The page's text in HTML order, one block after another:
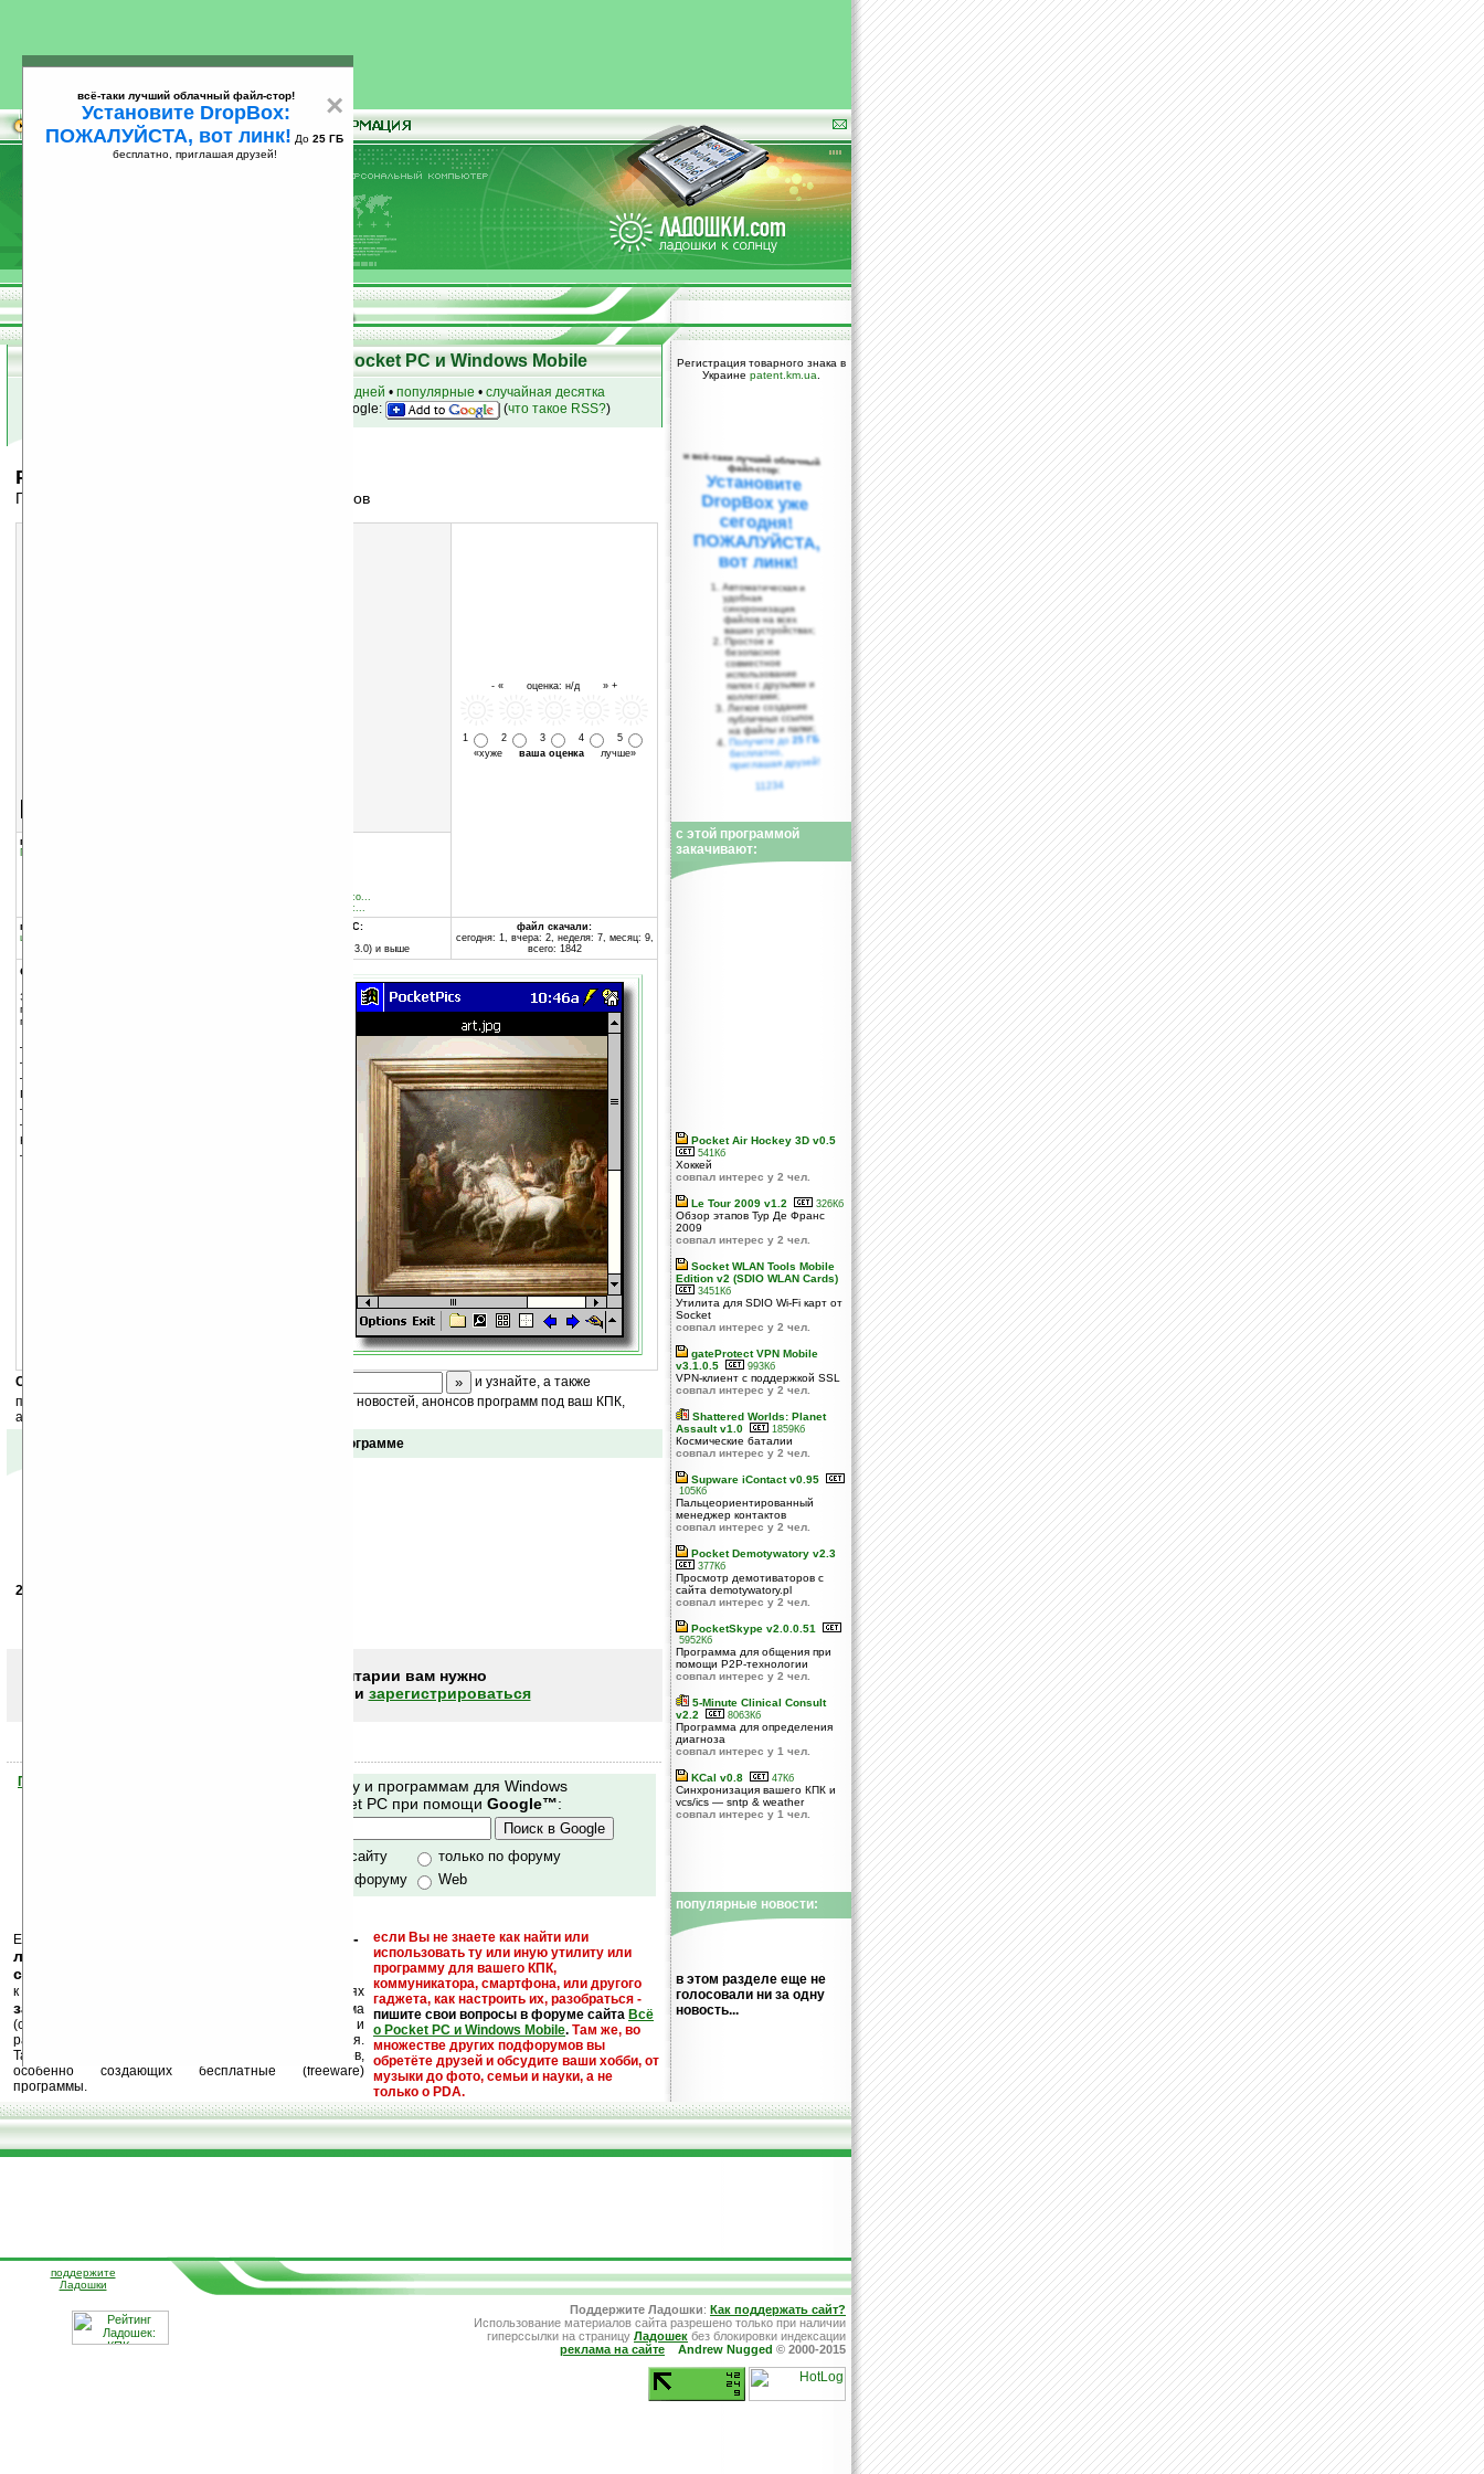
25
Скачать программы для КПК Pocket PC и Windows Mobile
за 7 дней • популярные • случайная десятка
на Google: (что такое RSS?)
PocketPics v1.2
Программа для просмотра графических файлов
- « оценка: н/д » +
1 2 3 4
5
«хуже ваша оценкалучше»
группы программы:
Графика
www.scarybearsoftware.co...
info@scarybearsoftware.c...
программа:
шареварная
совместима с Pocket PC:
Pocket PC (Windows CE 3.0) и выше
файл скачали:
сегодня: 1, вчера: 2, неделя: 7, месяц: 9,
всего: 1842
описание:
Это просмотрщик графических файлов. Простой
пользовательский интерфейс делает его удобным для
просмотра форматов: BMP, JPG и GIF.
— увеличение изображения, предпросмотр
— вращение изображения
— переименование, удаление, перемещение и
просмотр информации о графических файлах
— отображение названий файлов
— просмотр изображений из главной памяти или
карт памяти
— возможность изменить цвета фона и шрифта
Скоро
и узнайте, а также
получайте ежедневный или еженедельный дайджест новостей, анонсов программ под ваш КПК,
акций сайта на ваш почтовый ящик.
Отзывы о программе
27.08.2006
Чтобы писать комментарии вам нужно
или зарегистрироваться
Помогите Ладошкам стать лучше
Поиск по сайту и программам для Windows
Mobile и Pocket PC при помощи Google™:
только по сайту
только по форуму
по сайту и форуму
Web
Еще раз обращаем внимание, что
кейгены, кряки -
лекарства, серийные номера, ключи и
ссылки на варезные сайты
если Вы не знаете как найти или
использовать ту или иную утилиту или
программу для вашего КПК,
коммуникатора, смартфона, или другого
гаджета, как настроить их, разобраться -
пишите свои вопросы в форуме сайта Всё
о Pocket PC и Windows Mobile. Там же, во
множестве других подфорумов вы
обретёте друзей и обсудите ваши хобби, от
музыки до фото, семьи и науки, а не
только о PDA.
к публикации на нашем сайте в комментариях
запрещены
, как и несанкционированная реклама
(спам). Мы поддерживаем авторов программ и
развитие легального программного обеспечения.
Также мы призываем Вас поддерживать авторов,
особенно создающих бесплатные (freeware)
программы.
Регистрация товарного знака в
Украине patent.km.ua
×
всё-таки лучший облачный файл-стор!
Установите DropBox:
ПОЖАЛУЙСТА, вот линк! До 25 ГБ
бесплатно, приглашая друзей!
и всё-таки лучший облачный
файл-стор:
Установите
DropBox уже
сегодня!
ПОЖАЛУЙСТА,
вот линк!
Автоматическая и
удобная
синхронизация
файлов на всех
ваших устройствах;
Простое и
безопасное
совместное
использование
папок с друзьями и
коллегами;
Легкое создание
публичных ссылок
на файлы и папки;
Получите до25 ГБ
бесплатно,
приглашая друзей!
11234
с этой программой
закачивают:
Pocket Air Hockey 3D v0.5
541Кб
Хоккей
совпал интерес у 2 чел.
Le Tour 2009 v1.2 326Кб
Обзор этапов Тур Де Франс
2009
совпал интерес у 2 чел.
Socket WLAN Tools Mobile
Edition v2 (SDIO WLAN Cards)
3451Кб
Утилита для SDIO Wi-Fi карт от
Socket
совпал интерес у 2 чел.
gateProtect VPN Mobile
v3.1.0.5
993Кб
VPN-клиент с поддержкой SSL
совпал интерес у 2 чел.
Shattered Worlds: Planet
Assault v1.0
1859Кб
Космические баталии
совпал интерес у 2 чел.
Supware iContact v0.95
105Кб
Пальцеориентированный
менеджер контактов
совпал интерес у 2 чел.
Pocket Demotywatory v2.3
377Кб
Просмотр демотиваторов с
сайта demotywatory.pl
совпал интерес у 2 чел.
PocketSkype v2.0.0.51
5952Кб
Программа для общения при
помощи P2P-технологии
совпал интерес у 2 чел.
5-Minute Clinical Consult
v2.2
8063Кб
Программа для определения
диагноза
совпал интерес у 1 чел.
KCal v0.8 47Кб
Синхронизация вашего КПК и
vcs/ics — sntp & weather
совпал интерес у 1 чел.
популярные новости:
в этом разделе еще не
голосовали ни за одну
новость...
поддержите
Ладошки
Поддержите Ладошки: Как поддержать сайт?
Использование материалов сайта разрешено только при наличии
гиперссылки на страницу Ладошек без блокировки индексации
реклама на сайте
Andrew Nugged © 2000-2015